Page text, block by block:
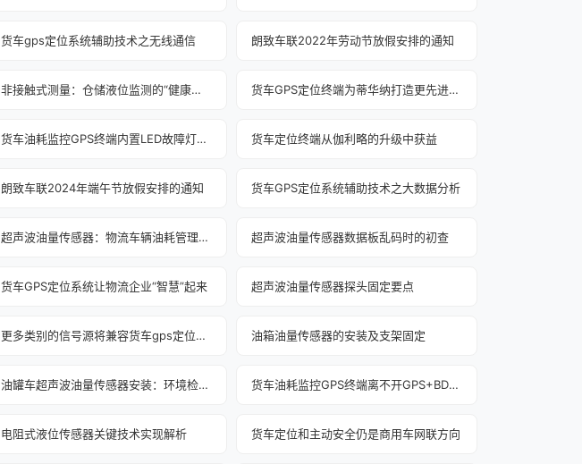
货车gps定位系统辅助技术之无线通信 朗致车联2022年劳动节放假安排的通知
非接触式测量：仓储液位监测的“健康卫士” 货车GPS定位终端为蒂华纳打造更先进的交通系统
货车油耗监控GPS终端内置LED故障灯的状态说明 货车定位终端从伽利略的升级中获益
朗致车联2024年端午节放假安排的通知 货车GPS定位系统辅助技术之大数据分析
超声波油量传感器：物流车辆油耗管理的“智慧管家” 超声波油量传感器数据板乱码时的初查
货车GPS定位系统让物流企业“智慧”起来 超声波油量传感器探头固定要点
更多类别的信号源将兼容货车gps定位系统 油箱油量传感器的安装及支架固定
油罐车超声波油量传感器安装：环境检查不可少 货车油耗监控GPS终端离不开GPS+BD的协助
电阻式液位传感器关键技术实现解析 货车定位和主动安全仍是商用车网联方向